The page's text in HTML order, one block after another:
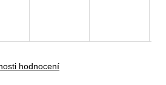
hodnocení